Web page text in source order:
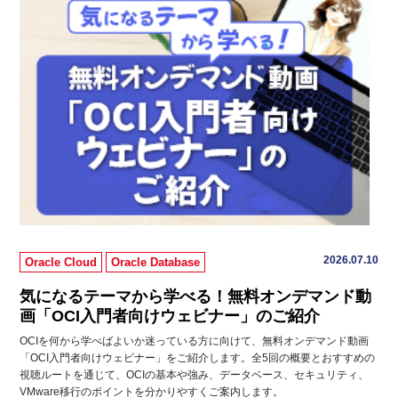
Oracle Cloud Oracle Database 2026.07.10
気になるテーマから学べる！無料オンデマンド動
画「OCI入門者向けウェビナー」のご紹介
OCIを何から学べばよいか迷っている方に向けて、無料オンデマンド動画
「OCI入門者向けウェビナー」をご紹介します。全5回の概要とおすすめの
視聴ルートを通じて、OCIの基本や強み、データベース、セキュリティ、
VMware移行のポイントを分かりやすくご案内します。